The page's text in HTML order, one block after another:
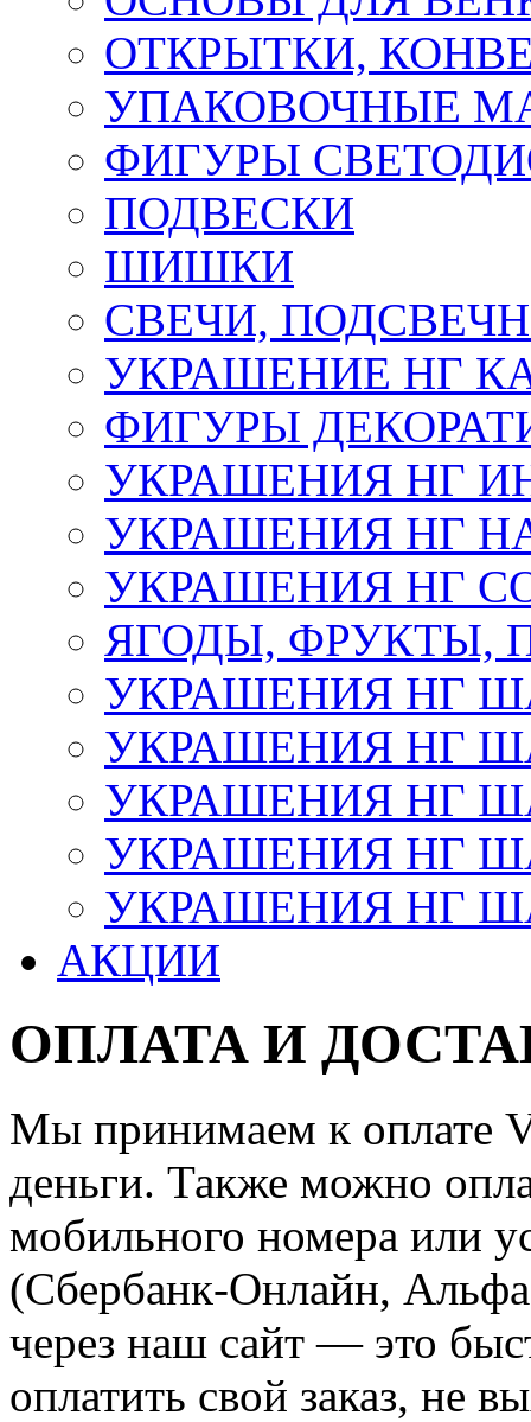
ОТКРЫТКИ,
УПАКОВОЧНЫЕ
ФИГУРЫ
ПОДВЕСКИ
ШИШКИ
СВЕЧИ,
УКРАШЕНИЕ НГ
ФИГУРЫ
УКРАШЕНИЯ НГ
УКРАШЕНИЯ НГ
УКРАШЕНИЯ НГ
ЯГОДЫ, ФРУКТЫ,
УКРАШЕНИЯ НГ
УКРАШЕНИЯ НГ
УКРАШЕНИЯ НГ
УКРАШЕНИЯ НГ
УКРАШЕНИЯ НГ
АКЦИИ
ОПЛАТА И
Мы принимаем к оплате
деньги. Также можно
мобильного номера или
(Сбербанк-Онлайн,
через наш сайт — это
оплатить свой заказ, не